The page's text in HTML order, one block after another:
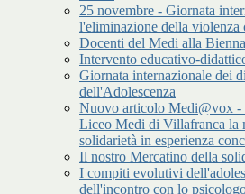
25 novembre - Giornata
l'eliminazione della violenza
Docenti del Medi alla
Intervento educativo-
Giornata internazionale dei
dell'Adolescenza
Nuovo articolo Medi@vox -
Liceo Medi di Villafranca la
solidarietà in esperienza
Il nostro Mercatino della
I compiti evolutivi
dell'incontro con lo